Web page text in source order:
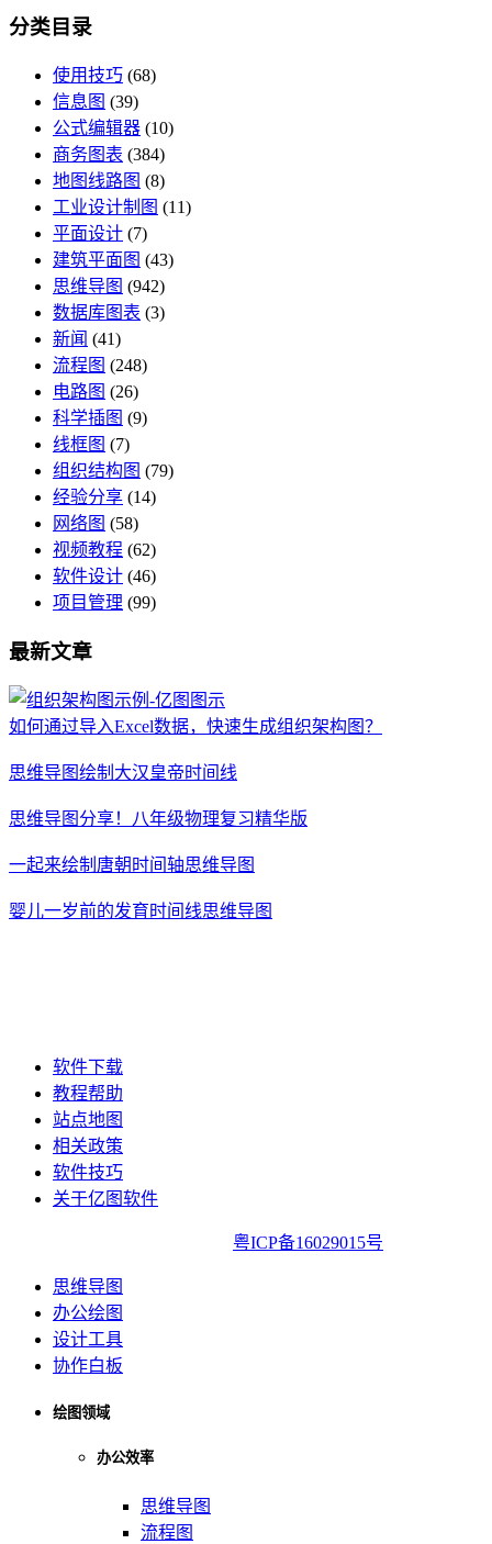
分类目录
使用技巧 (68)
信息图 (39)
公式编辑器 (10)
商务图表 (384)
地图线路图 (8)
工业设计制图 (11)
平面设计 (7)
建筑平面图 (43)
思维导图 (942)
数据库图表 (3)
新闻 (41)
流程图 (248)
电路图 (26)
科学插图 (9)
线框图 (7)
组织结构图 (79)
经验分享 (14)
网络图 (58)
视频教程 (62)
软件设计 (46)
项目管理 (99)
最新文章
如何通过导入Excel数据，快速生成组织架构图？
思维导图绘制大汉皇帝时间线
思维导图分享！八年级物理复习精华版
一起来绘制唐朝时间轴思维导图
婴儿一岁前的发育时间线思维导图
软件下载
教程帮助
站点地图
相关政策
软件技巧
关于亿图软件
粤ICP备16029015号
思维导图
办公绘图
设计工具
协作白板
绘图领域
办公效率
思维导图
流程图